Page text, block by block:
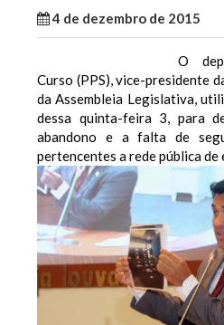
4 de dezembro de 2015
O
Curso (PPS), vice-presidente
da Assembleia Legislativa,
dessa quinta-feira 3, para
abandono e a falta de
pertencentes a rede pública de